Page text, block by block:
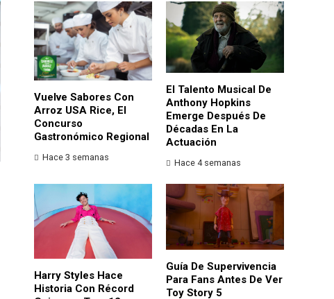
Vuelve Sabores Con
Arroz USA Rice, El
Concurso
Gastronómico Regional
Hace 3 semanas
El Talento Musical De
Anthony Hopkins
Emerge Después De
Décadas En La
Actuación
Hace 4 semanas
Harry Styles Hace
Historia Con Récord
Guía De Supervivencia
Para Fans Antes De Ver
Toy Story 5